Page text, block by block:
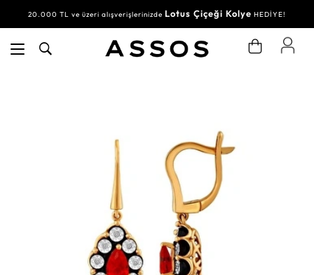
20.000 TL ve üzeri alışverişlerinizde Lotus Çiçeği Kolye HEDİYE!